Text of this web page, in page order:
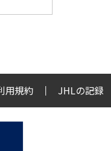
用規約 JHLの記録